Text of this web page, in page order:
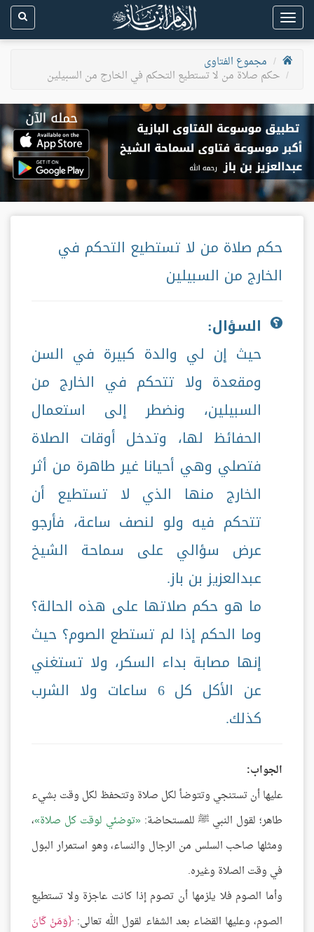
Toggle
navigation
مجموع الفتاوى
حكم صلاة من لا تستطيع التحكم في الخارج من السبيلين
حكم صلاة من لا تستطيع التحكم في
الخارج من السبيلين
السؤال:
حيث إن لي والدة كبيرة في السن
ومقعدة ولا تتحكم في الخارج من
السبيلين، ونضطر إلى استعمال
الحفائظ لها، وتدخل أوقات الصلاة
فتصلي وهي أحيانا غير طاهرة من أثر
الخارج منها الذي لا تستطيع أن
تتحكم فيه ولو لنصف ساعة، فأرجو
عرض سؤالي على سماحة الشيخ
عبدالعزيز بن باز.
ما هو حكم صلاتها على هذه الحالة؟
وما الحكم إذا لم تستطع الصوم؟ حيث
إنها مصابة بداء السكر، ولا تستغني
عن الأكل كل 6 ساعات ولا الشرب
كذلك.
الجواب:
عليها أن تستنجي وتتوضأ لكل صلاة وتتحفظ لكل وقت بشيء
طاهر؛ لقول النبي ﷺ للمستحاضة: توضئي لوقت كل صلاة ،
ومثلها صاحب السلس من الرجال والنساء، وهو استمرار البول
في وقت الصلاة وغيره.
وأما الصوم فلا يلزمها أن تصوم إذا كانت عاجزة ولا تستطيع
الصوم، وعليها القضاء بعد الشفاء لقول الله تعالى: وَمَنْ كَانَ